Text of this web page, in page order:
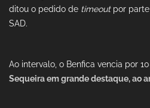
ditou o pedido de timeoutpor parte
SAD.
Ao intervalo, o Benfica vencia por
Sequeira em grande destaque, ao